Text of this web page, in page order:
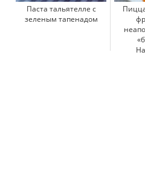
Паста тальятелле с
зеленым тапенадом